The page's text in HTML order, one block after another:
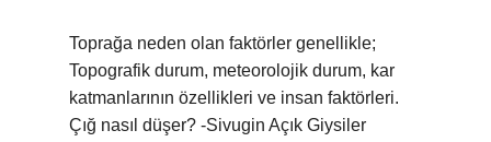
Toprağa neden olan faktörler genellikle;
Topografik durum, meteorolojik durum, kar
katmanlarının özellikleri ve insan faktörleri.
Çığ nasıl düşer? -Sivugin Açık Giysiler